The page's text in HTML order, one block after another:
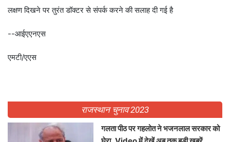
लक्षण दिखने पर तुरंत डॉक्टर से संपर्क करने की सलाह दी गई है
--आईएएनएस
एमटी/एएस
राजस्थान चुनाव 2023
गलता पीठ पर गहलोत ने भजनलाल सरकार को